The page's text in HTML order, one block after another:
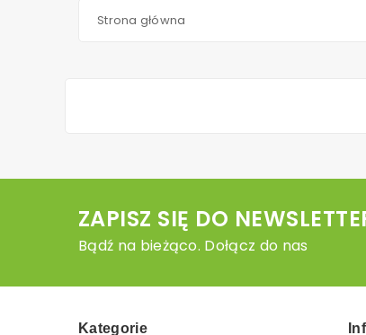
Strona główna
ZAPISZ SIĘ DO
Bądź na bieżąco. Dołącz do nas
Kategorie